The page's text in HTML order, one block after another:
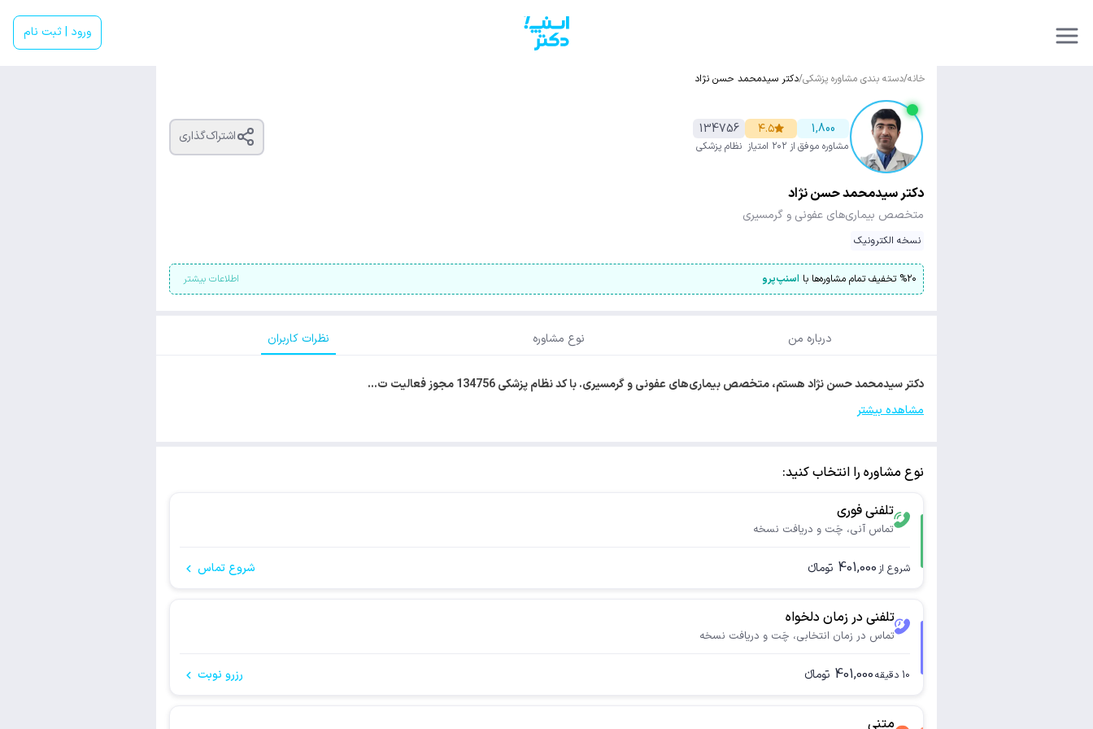
ورود | ثبت نام
خانه/دسته بندی مشاوره پزشکی/دکتر سیدمحمد حسن نژاد
1,800
مشاوره موفق
۴.۵
از ۲۰۲ امتیاز
134756
نظام پزشکی
اشتراک‌گذاری
دکتر سیدمحمد حسن نژاد
متخصص بیماری‌های عفونی و گرمسیری
نسخه الکترونیک
%۲۰ تخفیف تمام مشاوره‌ها با اسنپ‌پرو اطلاعات بیشتر
درباره من نوع مشاوره نظرات کاربران
دکتر سیدمحمد حسن نژاد هستم، متخصص بیماری‌های عفونی و گرمسیری. با کد نظام پزشکی 134756 مجوز فعالیت ت…
مشاهده بیشتر
نوع مشاوره را انتخاب کنید:
تلفنی فوری
تماس آنی، چَت و دریافت نسخه
شروع از 401,000 تومانء شروع تماس
تلفنی در زمان دلخواه
تماس در زمان انتخابی، چَت و دریافت نسخه
10 دقیقه401,000 تومانء رزرو نوبت
متنی